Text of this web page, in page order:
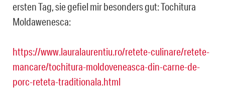
ersten Tag, sie gefiel mir besonders gut: Tochitura
Moldawenesca:
https://www.lauralaurentiu.ro/retete-culinare/retete-
mancare/tochitura-moldoveneasca-din-carne-de-
porc-reteta-traditionala.html